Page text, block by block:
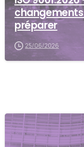
préparer
25/06/2026